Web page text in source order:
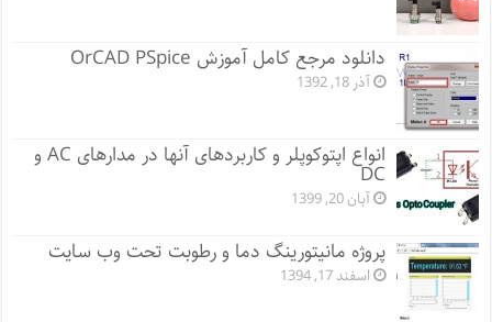
دانلود مرجع کامل آموزش OrCAD PSpice
آذر 18, 1392
انواع اپتوکوپلر و کاربردهای آنها در مدارهای AC و
DC
آبان 20, 1399
پروژه مانيتورينگ دما و رطوبت تحت وب سایت
اسفند 17, 1394